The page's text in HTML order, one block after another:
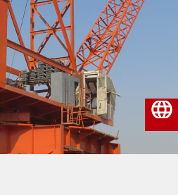
Português do Brasil